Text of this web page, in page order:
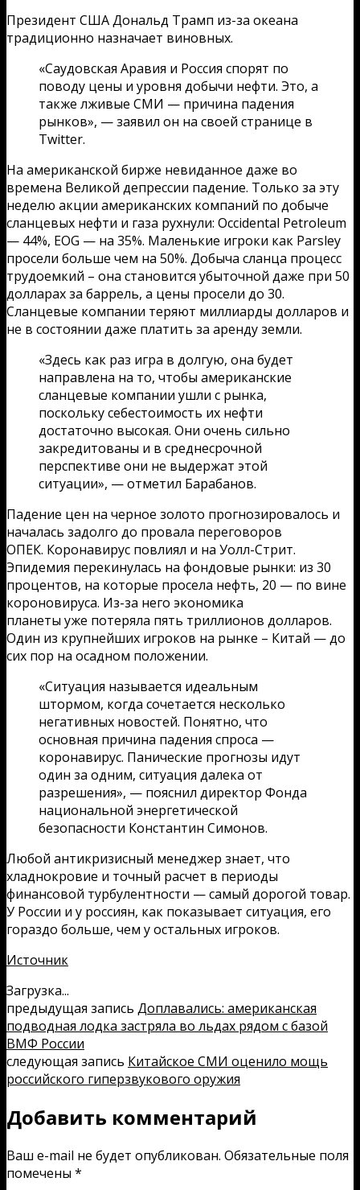
Президент США Дональд Трамп из-за океана
традиционно назначает виновных.
«Саудовская Аравия и Россия спорят по
поводу цены и уровня добычи нефти. Это, а
также лживые СМИ — причина падения
рынков», — заявил он на своей странице в
Twitter.
На американской бирже невиданное даже во
времена Великой депрессии падение. Только за эту
неделю акции американских компаний по добыче
сланцевых нефти и газа рухнули: Occidental Petroleum
— 44%, EOG — на 35%. Маленькие игроки как Parsley
просели больше чем на 50%. Добыча сланца процесс
трудоемкий – она становится убыточной даже при 50
долларах за баррель, а цены просели до 30.
Сланцевые компании теряют миллиарды долларов и
не в состоянии даже платить за аренду земли.
«Здесь как раз игра в долгую, она будет
направлена на то, чтобы американские
сланцевые компании ушли с рынка,
поскольку себестоимость их нефти
достаточно высокая. Они очень сильно
закредитованы и в среднесрочной
перспективе они не выдержат этой
ситуации», — отметил Барабанов.
Падение цен на черное золото прогнозировалось и
началась задолго до провала переговоров
ОПЕК. Коронавирус повлиял и на Уолл-Стрит.
Эпидемия перекинулась на фондовые рынки: из 30
процентов, на которые просела нефть, 20 — по вине
короновируса. Из-за него экономика
планеты уже потеряла пять триллионов долларов.
Один из крупнейших игроков на рынке – Китай — до
сих пор на осадном положении.
«Ситуация называется идеальным
штормом, когда сочетается несколько
негативных новостей. Понятно, что
основная причина падения спроса —
коронавирус. Панические прогнозы идут
один за одним, ситуация далека от
разрешения», — пояснил директор Фонда
национальной энергетической
безопасности Константин Симонов.
Любой антикризисный менеджер знает, что
хладнокровие и точный расчет в периоды
финансовой турбулентности — самый дорогой товар.
У России и у россиян, как показывает ситуация, его
гораздо больше, чем у остальных игроков.
Источник
Загрузка...
предыдущая запись Доплавались: американская
подводная лодка застряла во льдах рядом с базой
ВМФ России
следующая запись Китайское СМИ оценило мощь
российского гиперзвукового оружия
Добавить комментарий
Ваш e-mail не будет опубликован. Обязательные поля
помечены *